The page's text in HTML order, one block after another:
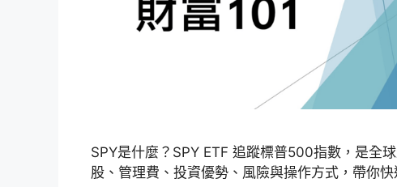
SPY是什麼？SPY ETF 追蹤標普500指數，是全
股、管理費、投資優勢、風險與操作方式，帶你